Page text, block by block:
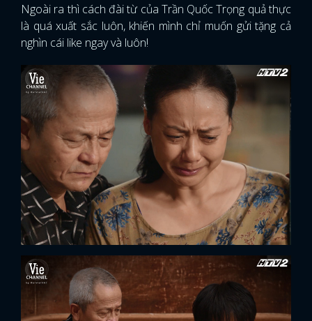
Ngoài ra thì cách đài từ của Trần Quốc Trọng quả thực
là quá xuất sắc luôn, khiến mình chỉ muốn gửi tặng cả
nghìn cái like ngay và luôn!